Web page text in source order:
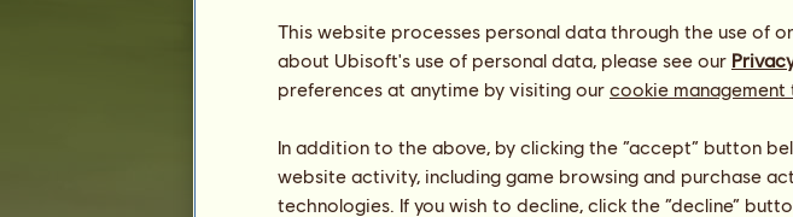
This website processes personal data through the use of
about Ubisoft's use of personal data, please see our
preferences at anytime by visiting our cookie management
In addition to the above, by clicking the “accept” button
website activity, including game browsing and purchase
technologies. If you wish to decline, click the “decline”